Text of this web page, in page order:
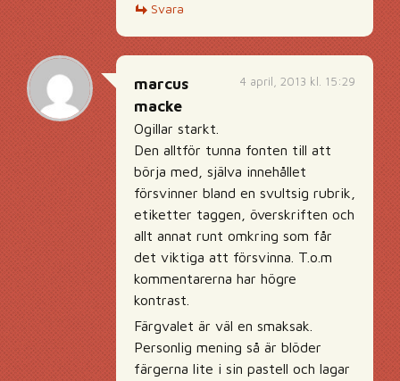
Svara
4 april, 2013 kl. 15:29
marcus
macke
Ogillar starkt.
Den alltför tunna fonten till att
börja med, själva innehållet
försvinner bland en svultsig rubrik,
etiketter taggen, överskriften och
allt annat runt omkring som får
det viktiga att försvinna. T.o.m
kommentarerna har högre
kontrast.
Färgvalet är väl en smaksak.
Personlig mening så är blöder
färgerna lite i sin pastell och lagar